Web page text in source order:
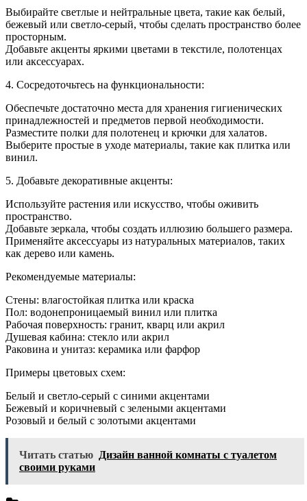
Выбирайте светлые и нейтральные цвета, такие как белый,
бежевый или светло-серый, чтобы сделать пространство более
просторным.
Добавьте акценты яркими цветами в текстиле, полотенцах
или аксессуарах.
4. Сосредоточьтесь на функциональности:
Обеспечьте достаточно места для хранения гигиенических
принадлежностей и предметов первой необходимости.
Разместите полки для полотенец и крючки для халатов.
Выберите простые в уходе материалы, такие как плитка или
винил.
5. Добавьте декоративные акценты:
Используйте растения или искусство, чтобы оживить
пространство.
Добавьте зеркала, чтобы создать иллюзию большего размера.
Применяйте аксессуары из натуральных материалов, таких
как дерево или камень.
Рекомендуемые материалы:
Стены: влагостойкая плитка или краска
Пол: водонепроницаемый винил или плитка
Рабочая поверхность: гранит, кварц или акрил
Душевая кабина: стекло или акрил
Раковина и унитаз: керамика или фарфор
Примеры цветовых схем:
Белый и светло-серый с синими акцентами
Бежевый и коричневый с зелеными акцентами
Розовый и белый с золотыми акцентами
Читать статью Дизайн ванной комнаты с туалетом
своими руками